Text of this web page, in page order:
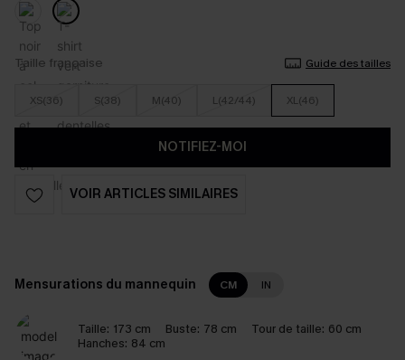
Taille française Guide des tailles
XS(36) S(38) M(40) L(42/44) XL(46)
NOTIFIEZ-MOI
VOIR ARTICLES SIMILAIRES
Mensurations du mannequin CM IN
Taille: 173 cm Buste: 78 cm Tour de taille: 60 cm
Hanches: 84 cm